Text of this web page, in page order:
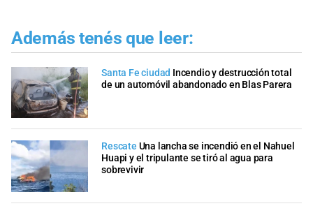
Además tenés que leer:
Santa Fe ciudad Incendio y destrucción total
de un automóvil abandonado en Blas Parera
Rescate Una lancha se incendió en el Nahuel
Huapi y el tripulante se tiró al agua para
sobrevivir